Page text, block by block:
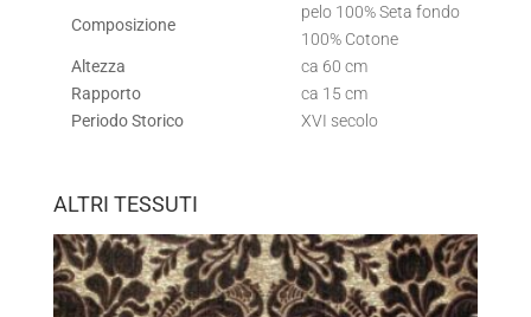
Composizione
pelo 100% Seta fondo
100% Cotone
Altezza
ca 60 cm
Rapporto
ca 15 cm
Periodo Storico
XVI secolo
ALTRI TESSUTI